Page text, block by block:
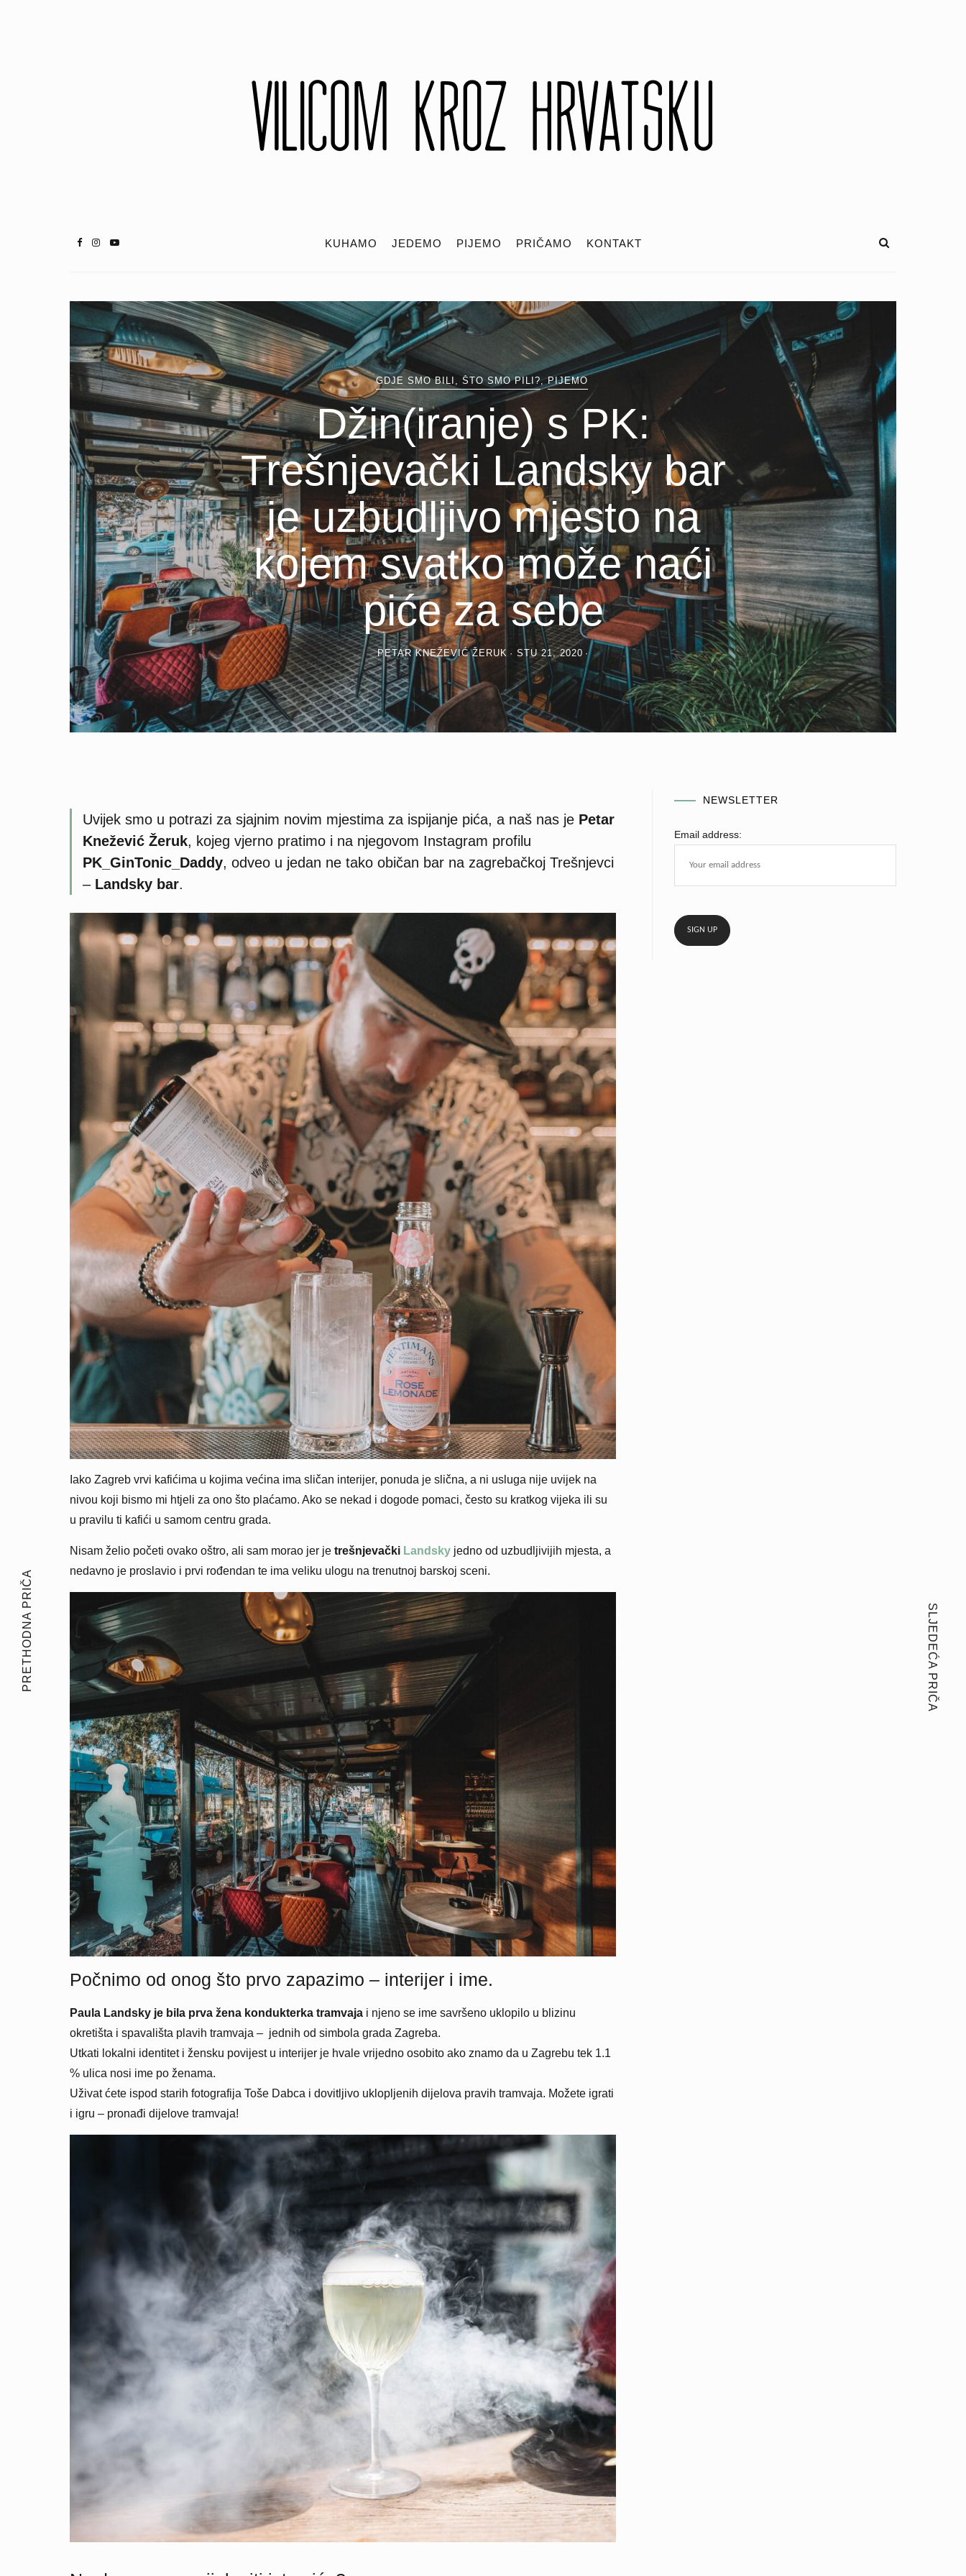
KUHAMO JEDEMO PIJEMO PRIČAMO KONTAKT
PRETHODNA PRIČA SLJEDEĆA PRIČA
GDJE SMO BILI, ŠTO SMO PILI?,PIJEMO
Džin(iranje) s PK:
Trešnjevački Landsky bar
je uzbudljivo mjesto na
kojem svatko može naći
piće za sebe
PETAR KNEŽEVIĆ ŽERUK STU 21, 2020
Uvijek smo u potrazi za sjajnim novim mjestima za ispijanje pića, a naš nas je Petar
Knežević Žeruk, kojeg vjerno pratimo i na njegovom Instagram profilu
PK_GinTonic_Daddy, odveo u jedan ne tako običan bar na zagrebačkoj Trešnjevci
–Landsky bar.
Iako Zagreb vrvi kafićima u kojima većina ima sličan interijer, ponuda je slična, a ni usluga nije uvijek na
nivou koji bismo mi htjeli za ono što plaćamo. Ako se nekad i dogode pomaci, često su kratkog vijeka ili su
u pravilu ti kafići u samom centru grada.
Nisam želio početi ovako oštro, ali sam morao jer je trešnjevački Landsky jedno od uzbudljivijih mjesta, a
nedavno je proslavio i prvi rođendan te ima veliku ulogu na trenutnoj barskoj sceni.
Počnimo od onog što prvo zapazimo – interijer i ime.
Paula Landsky je bila prva žena kondukterka tramvaja i njeno se ime savršeno uklopilo u blizinu
okretišta i spavališta plavih tramvaja – jednih od simbola grada Zagreba.
Utkati lokalni identitet i žensku povijest u interijer je hvale vrijedno osobito ako znamo da u Zagrebu tek 1.1
% ulica nosi ime po ženama.
Uživat ćete ispod starih fotografija Toše Dabca i dovitljivo uklopljenih dijelova pravih tramvaja. Možete igrati
i igru – pronađi dijelove tramvaja!
NEWSLETTER
Email address: